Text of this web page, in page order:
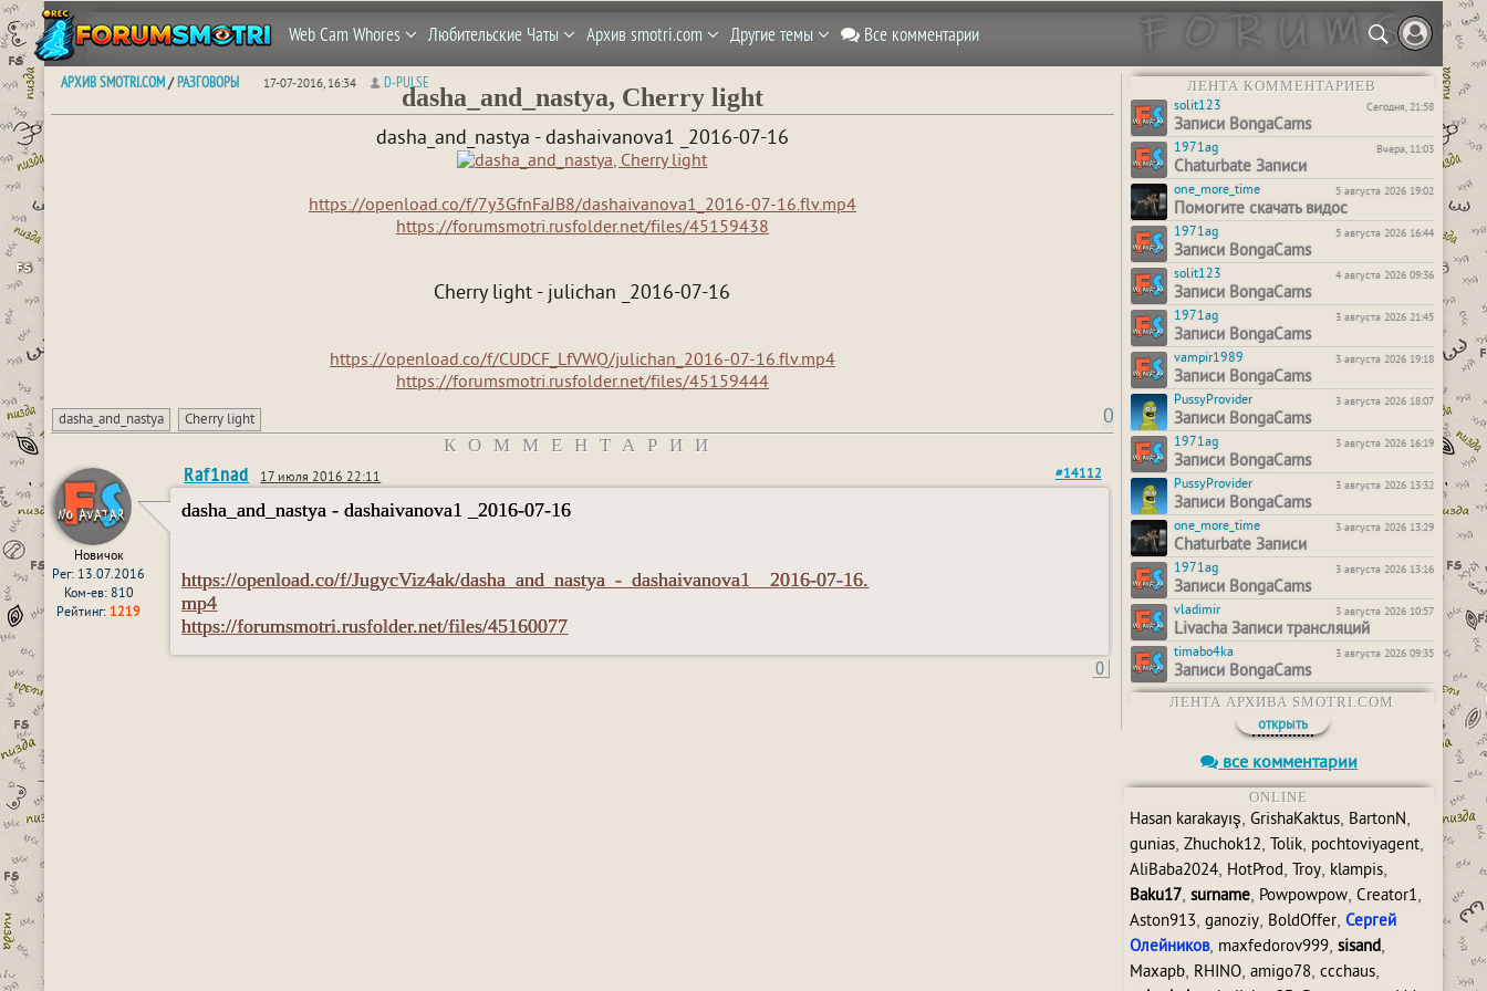
Web Cam Whores Любительские Чаты Архив smotri.com Другие темы Все комментарии
АРХИВ SMOTRI.COM/РАЗГОВОРЫ 17-07-2016, 16:34 D-PULSE
dasha_and_nastya, Cherry light
dasha_and_nastya - dashaivanova1 _2016-07-16
https://openload.co/f/7y3GfnFaJB8/dashaivanova1_2016-07-16.flv.mp4
https://forumsmotri.rusfolder.net/files/45159438
Cherry light - julichan _2016-07-16
https://openload.co/f/CUDCF_LfVWQ/julichan_2016-07-16.flv.mp4
https://forumsmotri.rusfolder.net/files/45159444
dasha_and_nastya Cherry light 0
КОММЕНТАРИИ
Новичок
Рег: 13.07.2016
Ком-ев: 810
Рейтинг: 1219
Raf1nad 17 июля 2016 22:11 #14112
dasha_and_nastya - dashaivanova1 _2016-07-16
https://openload.co/f/JugycViz4ak/dasha_and_nastya_-_dashaivanova1__2016-07-16.
mp4
https://forumsmotri.rusfolder.net/files/45160077
0
ЛЕНТА КОММЕНТАРИЕВ
solit123
Сегодня, 21:58
Записи BongaCams
1971ag Вчера, 11:03
Chaturbate Записи
one_more_time 5 августа 2026 19:02
Помогите скачать видос
1971ag 5 августа 2026 16:44
Записи BongaCams
solit123 4 августа 2026 09:36
Записи BongaCams
1971ag 3 августа 2026 21:45
Записи BongaCams
vampir1989 3 августа 2026 19:18
Записи BongaCams
PussyProvider 3 августа 2026 18:07
Записи BongaCams
1971ag 3 августа 2026 16:19
Записи BongaCams
PussyProvider 3 августа 2026 13:32
Записи BongaCams
one_more_time 3 августа 2026 13:29
Chaturbate Записи
1971ag 3 августа 2026 13:16
Записи BongaCams
vladimir 3 августа 2026 10:57
Livacha Записи трансляций
timabo4ka 3 августа 2026 09:35
Записи BongaCams
ЛЕНТА АРХИВА SMOTRI.COM
открыть
все комментарии
ONLINE
Hasan karakayış, GrishaKaktus, BartonN,
gunias, Zhuchok12, Tolik, pochtoviyagent,
AliBaba2024, HotProd, Troy, klampis,
Baku17, surname, Powpowpow, Creator1,
Aston913, ganoziy, BoldOffer, Сергей
Олейников, maxfedorov999, sisand,
Maxapb, RHINO, amigo78, ccchaus,